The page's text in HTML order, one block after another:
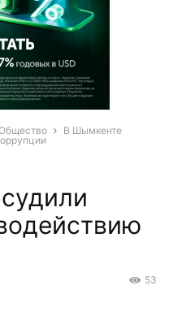
В Шымкенте
53